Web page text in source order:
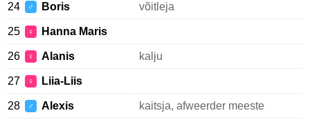
24 ♂ Boris võitleja
25 ♀ Hanna Maris
26 ♀ Alanis kalju
27 ♀ Liia-Liis
28 ♂ Alexis kaitsja, afweerder meeste